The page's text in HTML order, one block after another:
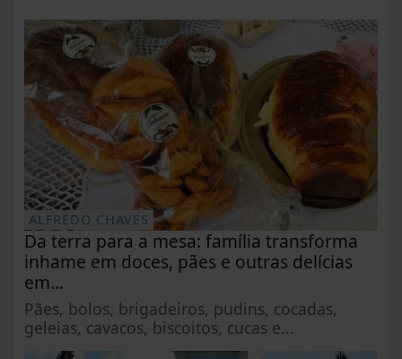
ALFREDO CHAVES
Da terra para a mesa: família transforma
inhame em doces, pães e outras delícias
em...
Pães, bolos, brigadeiros, pudins, cocadas,
geleias, cavacos, biscoitos, cucas e...